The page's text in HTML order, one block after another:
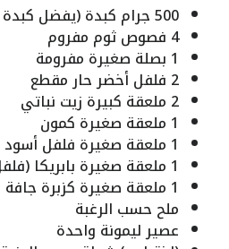
500 جرام كبدة (يفضل كبدة العجل أو الجاموس)
4 فصوص ثوم مفروم
1 بصلة صغيرة مفرومة
2 فلفل أخضر حار مقطع
2 ملعقة كبيرة زيت نباتي
1 ملعقة صغيرة كمون
1 ملعقة صغيرة فلفل أسود
1 ملعقة صغيرة بابريكا (فلفل حلو)
1 ملعقة صغيرة كزبرة جافة
ملح حسب الرغبة
عصير ليمونة واحدة